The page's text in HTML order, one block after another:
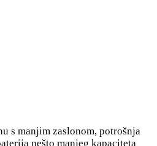
s manjim zaslonom, potrošnja
nešto manjeg kapaciteta